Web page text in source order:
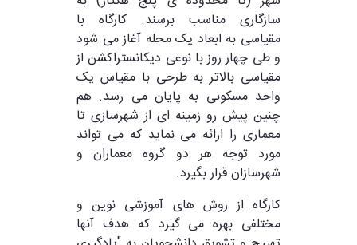
سازگاری مناسب برسند. کارگاه با
مقیاسی به ابعاد یک محله آغاز می شود
و طی چهار روز با نوعی دیکانستراکشن از
مقیاسی بالاتر به طرحی با مقیاس یک
واحد مسکونی به پایان می رسد. هم
چنین پیش رو زمینه ای از شهرسازی تا
معماری را ارائه می نماید که می تواند
مورد توجه هر دو گروه معماران و
شهرسازان قرار بگیرد.
کارگاه از روش های آموزشی نوین و
مختلفی بهره می گیرد که هدف آنها